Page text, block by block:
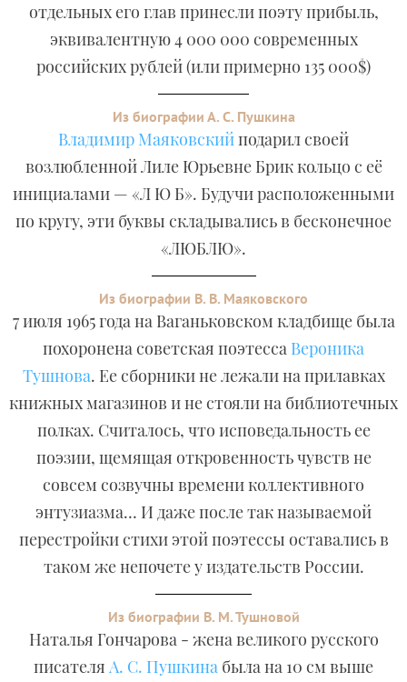
отдельных его глав принесли поэту прибыль,
эквивалентную 4 000 000 современных
российских рублей (или примерно 135 000$)
Из биографии А. С. Пушкина
Владимир Маяковскийподарил своей
возлюбленной Лиле Юрьевне Брик кольцо с её
инициалами — «Л Ю Б». Будучи расположенными
по кругу, эти буквы складывались в бесконечное
«ЛЮБЛЮ».
Из биографии В. В. Маяковского
7 июля 1965 года на Ваганьковском кладбище была
похоронена советская поэтесса Вероника
Тушнова. Ее сборники не лежали на прилавках
книжных магазинов и не стояли на библиотечных
полках. Считалось, что исповедальность ее
поэзии, щемящая откровенность чувств не
совсем созвучны времени коллективного
энтузиазма… И даже после так называемой
перестройки стихи этой поэтессы оставались в
таком же непочете у издательств России.
Из биографии В. М. Тушновой
Наталья Гончарова - жена великого русского
писателя А. С. Пушкина была на 10 см выше